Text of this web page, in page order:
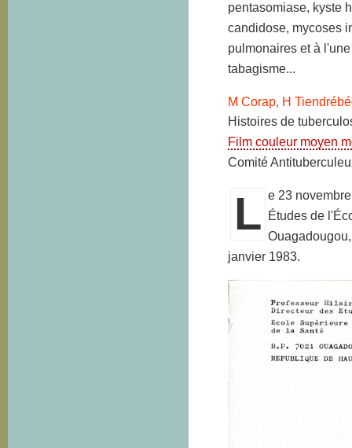
pentasomiase, kyste
candidose, mycoses
pulmonaires et à
tabagisme...
M Corap, H
Histoires de
Film couleur moyen
Comité
L e 23
Études de
janvier 1983.